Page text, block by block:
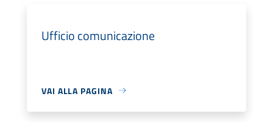
Ufficio comunicazione
VAI ALLA PAGINA